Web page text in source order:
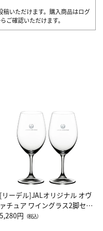
稿いただけます。購入商品はログ
ご確認いただけます。
[リーデル]JALオリジナル オヴ
ァチュア ワイングラス2脚セッ
ト（レッドワイン）
5,280円 （税込）